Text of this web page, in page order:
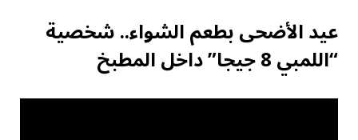
عيد الأضحى بطعم الشواء.. شخصية
“اللمبي 8 جيجا” داخل المطبخ